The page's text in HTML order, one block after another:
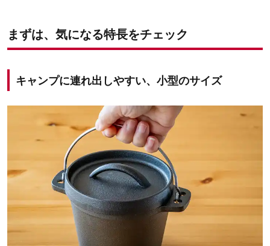
まずは、気になる特長をチェック
キャンプに連れ出しやすい、小型のサイズ